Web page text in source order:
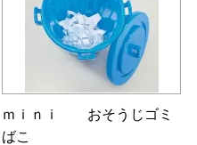
ｍｉｎｉ おそうじゴミ
ばこ